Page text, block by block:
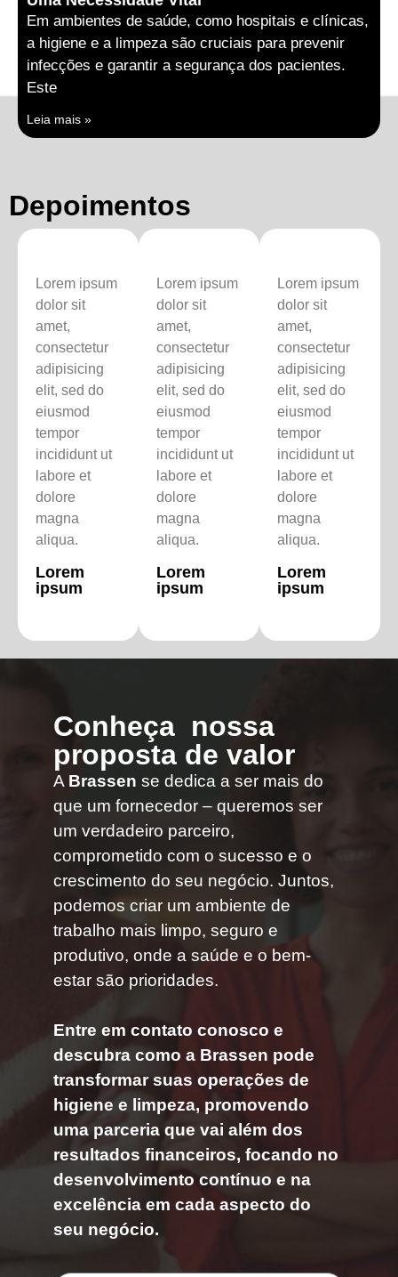
Em ambientes de saúde, como hospitais e clínicas,
a higiene e a limpeza são cruciais para prevenir
infecções e garantir a segurança dos pacientes.
Este
Leia mais »
Depoimentos
Lorem ipsum
dolor sit
amet,
consectetur
adipisicing
elit, sed do
eiusmod
tempor
incididunt ut
labore et
dolore
magna
aliqua.
Lorem
ipsum
Lorem ipsum
dolor sit
amet,
consectetur
adipisicing
elit, sed do
eiusmod
tempor
incididunt ut
labore et
dolore
magna
aliqua.
Lorem
ipsum
Lorem ipsum
dolor sit
amet,
consectetur
adipisicing
elit, sed do
eiusmod
tempor
incididunt ut
labore et
dolore
magna
aliqua.
Lorem
ipsum
Conheça nossa
proposta de valor
A Brassen se dedica a ser mais do
que um fornecedor – queremos ser
um verdadeiro parceiro,
comprometido com o sucesso e o
crescimento do seu negócio. Juntos,
podemos criar um ambiente de
trabalho mais limpo, seguro e
produtivo, onde a saúde e o bem-
estar são prioridades.
Entre em contato conosco e
descubra como a Brassen pode
transformar suas operações de
higiene e limpeza, promovendo
uma parceria que vai além dos
resultados financeiros, focando no
desenvolvimento contínuo e na
excelência em cada aspecto do
seu negócio.